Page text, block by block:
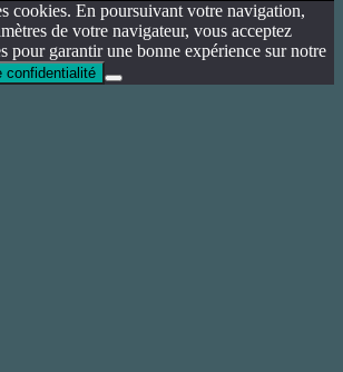
cookies. En poursuivant votre navigation,
de votre navigateur, vous acceptez
pour garantir une bonne expérience sur notre
confidentialité